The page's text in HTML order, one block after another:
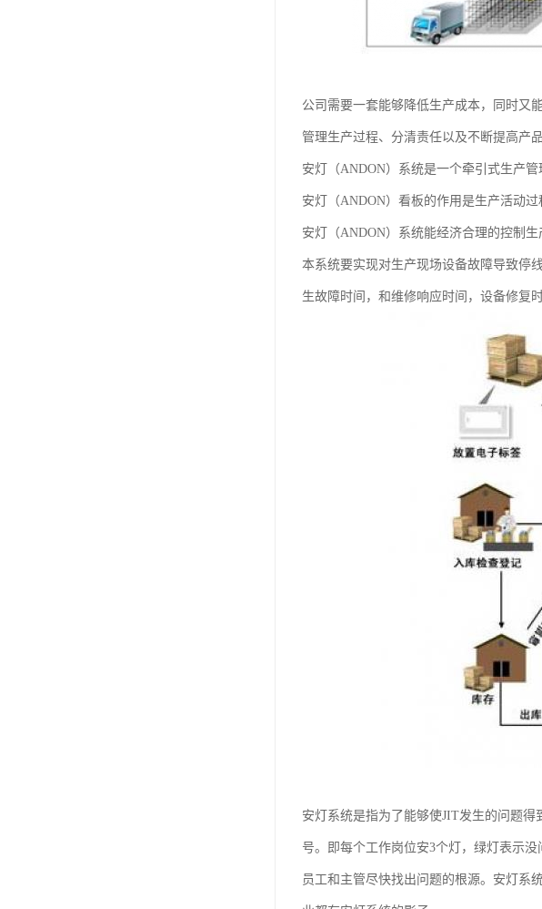
公司需要一套能够降低生产成本，同时又
管理生产过程、分清责任以及不断提高产品
安灯（ANDON）系统是一个牵引式生产
安灯（ANDON）看板的作用是生产活动
安灯（ANDON）系统能经济合理的控制
本系统要实现对生产现场设备故障导致停
生故障时间，和维修响应时间，设备修复
安灯系统是指为了能够使JIT发生的问题
号。即每个工作岗位安3个灯，绿灯表示
员工和主管尽快找出问题的根源。安灯系